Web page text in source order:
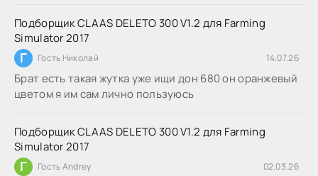
Подборщик CLAAS DELETO 300 V1.2 для Farming
Simulator 2017
Г Гость Николай 14.07.26
Брат есть такая жутка уже ищи дон 680 он оранжевый
цветом я им сам лично пользуюсь
Подборщик CLAAS DELETO 300 V1.2 для Farming
Simulator 2017
Г Гость Andrey 02.03.26